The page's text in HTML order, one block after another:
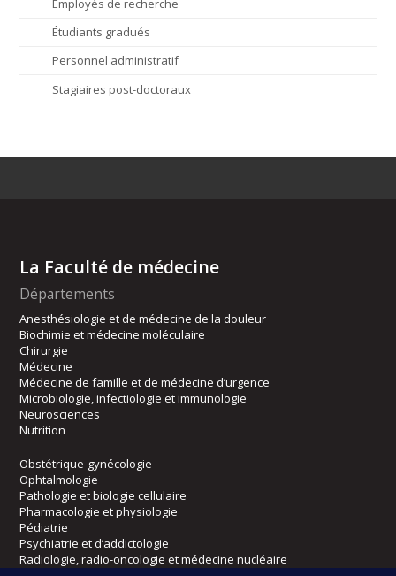
Employés de recherche
Étudiants gradués
Personnel administratif
Stagiaires post-doctoraux
La Faculté de médecine
Départements
Anesthésiologie et de médecine de la douleur
Biochimie et médecine moléculaire
Chirurgie
Médecine
Médecine de famille et de médecine d’urgence
Microbiologie, infectiologie et immunologie
Neurosciences
Nutrition
Obstétrique-gynécologie
Ophtalmologie
Pathologie et biologie cellulaire
Pharmacologie et physiologie
Pédiatrie
Psychiatrie et d’addictologie
Radiologie, radio-oncologie et médecine nucléaire